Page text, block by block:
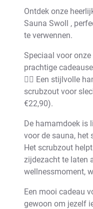
Ontdek onze
Sauna Swoll ,
te verwennen.
Speciaal voor
prachtige
🧖‍♀️ Een stijlvolle
scrubzout voor
€22,90).
De hamamdoek is
voor de sauna, het
Het scrubzout
zijdezacht te laten
wellnessmoment,
Een mooi cadeau
gewoon om jezelf